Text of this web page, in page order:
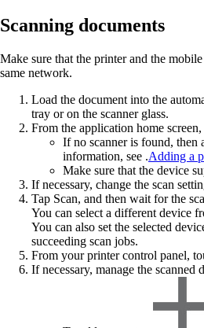
Scanning documents
Make sure that the printer and the
same network.
Load the document into the
tray or on the scanner glass.
From the application home screen,
If no scanner is found, then
information, see .Adding a
Make sure that the device
If necessary, change the scan
Tap Scan, and then wait for the
You can select a different device
You can also set the selected
succeeding scan jobs.
From your printer control panel,
If necessary, manage the scanned